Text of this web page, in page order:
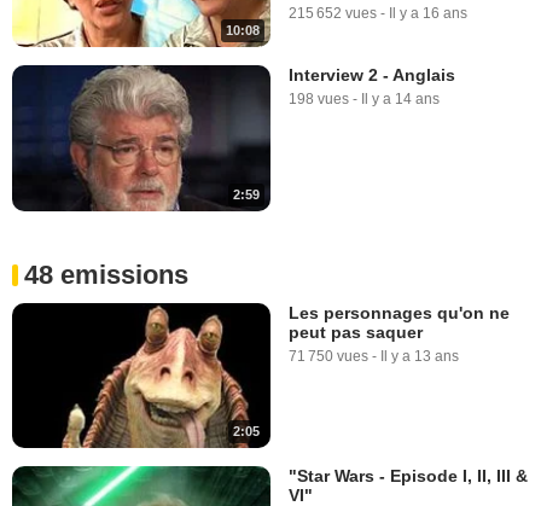
10:08
215 652 vues - Il y a 16 ans
2:59
Interview 2 - Anglais
198 vues - Il y a 14 ans
48 emissions
2:05
Les personnages qu'on ne
peut pas saquer
71 750 vues - Il y a 13 ans
"Star Wars - Episode I, II, III &
VI"